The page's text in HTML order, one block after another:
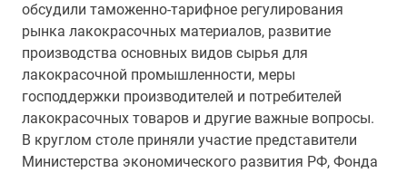
обсудили таможенно-тарифное регулирования
рынка лакокрасочных материалов, развитие
производства основных видов сырья для
лакокрасочной промышленности, меры
господдержки производителей и потребителей
лакокрасочных товаров и другие важные вопросы.
В круглом столе приняли участие представители
Министерства экономического развития РФ, Фонда